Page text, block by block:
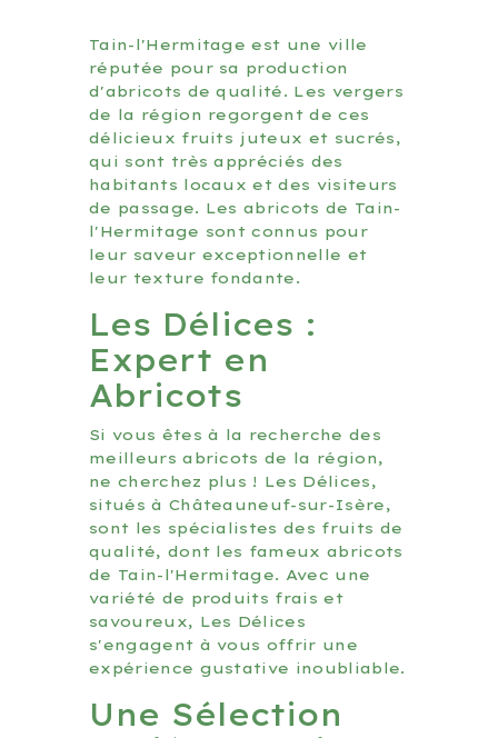
Tain-l'Hermitage est une ville
réputée pour sa production
d'abricots de qualité. Les vergers
de la région regorgent de ces
délicieux fruits juteux et sucrés,
qui sont très appréciés des
habitants locaux et des visiteurs
de passage. Les abricots de Tain-
l'Hermitage sont connus pour
leur saveur exceptionnelle et
leur texture fondante.
Les Délices :
Expert en
Abricots
Si vous êtes à la recherche des
meilleurs abricots de la région,
ne cherchez plus ! Les Délices,
situés à Châteauneuf-sur-Isère,
sont les spécialistes des fruits de
qualité, dont les fameux abricots
de Tain-l'Hermitage. Avec une
variété de produits frais et
savoureux, Les Délices
s'engagent à vous offrir une
expérience gustative inoubliable.
Une Sélection